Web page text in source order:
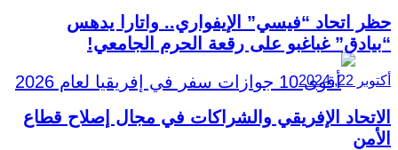
حظر اتحاد “فيسي” الإيفواري.. واتارا يدهس
“بيادق” غباغبو على رقعة الحرم الجامعي!
أكتوبر 22, 2024
الاتحاد الإفريقي والشراكات في مجال إصلاح قطاع
الأمن